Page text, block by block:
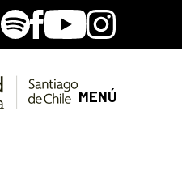
SpotifyFacebook
YoutubeInstagram
MENÚ